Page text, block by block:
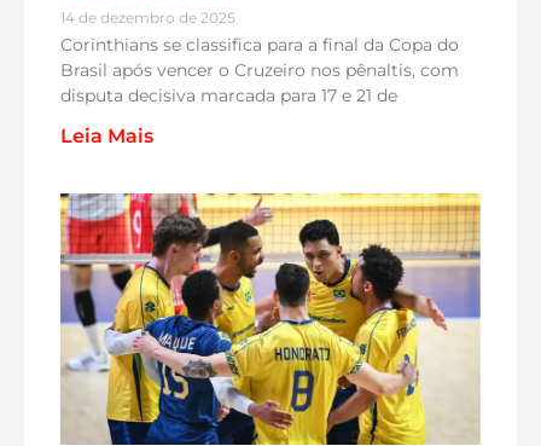
14 de dezembro de 2025
Corinthians se classifica para a final da Copa do
Brasil após vencer o Cruzeiro nos pênaltis, com
disputa decisiva marcada para 17 e 21 de
Leia Mais